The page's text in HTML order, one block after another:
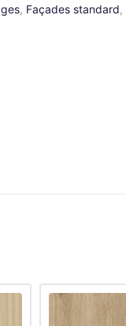
, Façades standard,